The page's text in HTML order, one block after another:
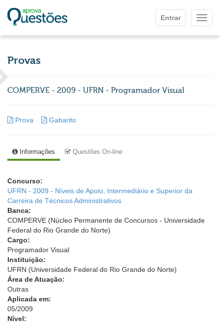
Entrar
Provas
COMPERVE - 2009 - UFRN - Programador Visual
Prova Gabarito
Informações Questões On-line
Concurso:
UFRN - 2009 - Níveis de Apoio, Intermediário e Superior da
Carreira de Técnicos Administrativos
Banca:
COMPERVE (Núcleo Permanente de Concursos - Universidade
Federal do Rio Grande do Norte)
Cargo:
Programador Visual
Instituição:
UFRN (Universidade Federal do Rio Grande do Norte)
Área de Atuação:
Outras
Aplicada em:
05/2009
Nível: